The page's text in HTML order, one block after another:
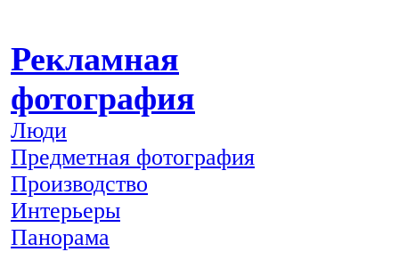
Рекламная
фотография
Люди
Предметная фотография
Производство
Интерьеры
Панорама